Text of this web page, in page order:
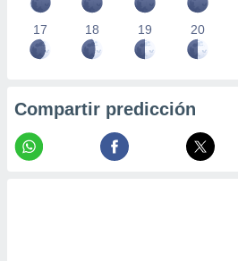
17 18 19 20
Compartir predicción